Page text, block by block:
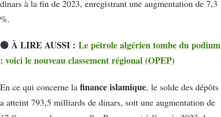
dinars à la fin de 2023, enregistrant une augmentation de 7,3
%.
🟢 À LIRE AUSSI : Le pétrole algérien tombe du podium
: voici le nouveau classement régional (OPEP)
En ce qui concerne la finance islamique, le solde des dépôts
a atteint 793,5 milliards de dinars, soit une augmentation de